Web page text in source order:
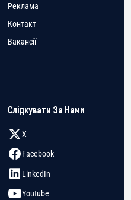
Реклама
Контакт
Вакансії
Слідкувати За Нами
X
Facebook
LinkedIn
Youtube